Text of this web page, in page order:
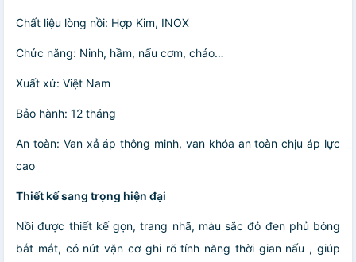
Chất liệu lòng nồi: Hợp Kim, INOX
Chức năng: Ninh, hầm, nấu cơm, cháo…
Xuất xứ: Việt Nam
Bảo hành: 12 tháng
An toàn: Van xả áp thông minh, van khóa an toàn chịu áp lực
cao
Thiết kế sang trọng hiện đại
Nồi được thiết kế gọn, trang nhã, màu sắc đỏ đen phủ bóng
bắt mắt, có nút vặn cơ ghi rõ tính năng thời gian nấu , giúp